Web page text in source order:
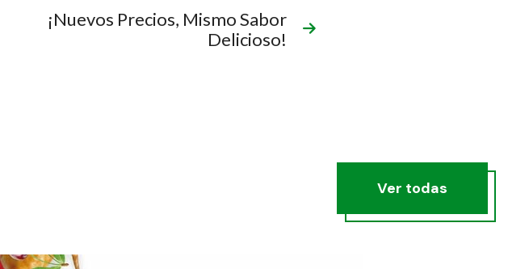
¡Nuevos Precios, Mismo Sabor
Delicioso!
Ver todas